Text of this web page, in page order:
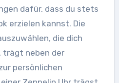
dafür, dass du stets
erzielen kannst. Die
die dich
neben der
persönlichen